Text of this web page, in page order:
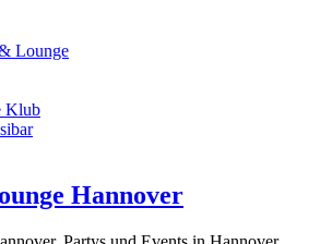
Lounge
Klub
Hannover